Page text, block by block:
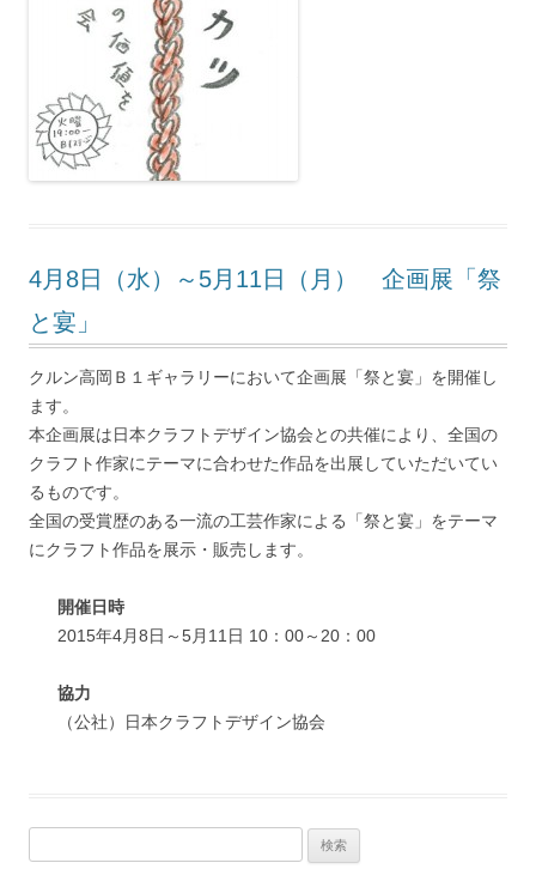
4月8日（水）～5月11日（月） 企画展「祭
と宴」
クルン高岡Ｂ１ギャラリーにおいて企画展「祭と宴」を開催し
ます。
本企画展は日本クラフトデザイン協会との共催により、全国の
クラフト作家にテーマに合わせた作品を出展していただいてい
るものです。
全国の受賞歴のある一流の工芸作家による「祭と宴」をテーマ
にクラフト作品を展示・販売します。
開催日時
2015年4月8日～5月11日 10：00～20：00
協力
（公社）日本クラフトデザイン協会